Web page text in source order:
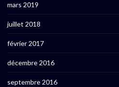
mars 2019
juillet 2018
février 2017
décembre 2016
septembre 2016